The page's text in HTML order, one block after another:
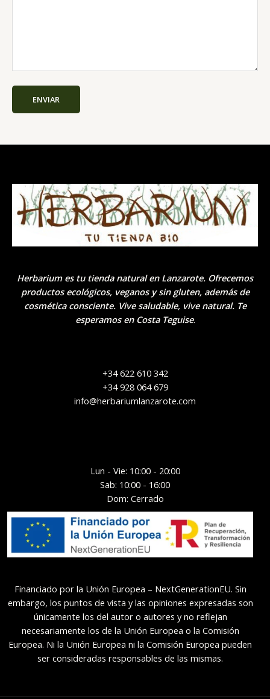
Herbarium es tu tienda natural en Lanzarote. Ofrecemos
productos ecológicos, veganos y sin gluten, además de
cosmética consciente. Vive saludable, vive natural. Te
esperamos en Costa Teguise.
+34 622 610 342
+34 928 064 679
info@herbariumlanzarote.com
Lun - Vie: 10:00 - 20:00
Sab: 10:00 - 16:00
Dom: Cerrado
Financiado por la Unión Europea – NextGenerationEU. Sin
embargo, los puntos de vista y las opiniones expresadas son
únicamente los del autor o autores y no reflejan
necesariamente los de la Unión Europea o la Comisión
Europea. Ni la Unión Europea ni la Comisión Europea pueden
ser consideradas responsables de las mismas.